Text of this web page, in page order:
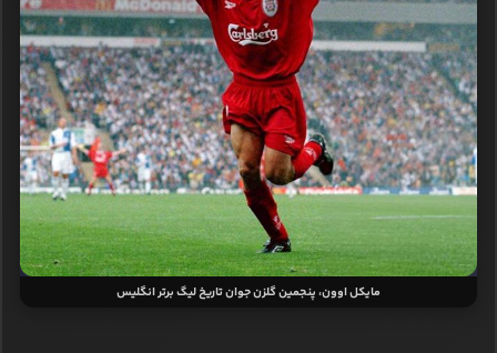
مایکل اوون، پنجمین گلزن جوان تاریخ لیگ برتر انگلیس